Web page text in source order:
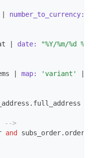
|
number_to_currency:
|
date: "%Y/%m/%d
|
map: 'variant'
}}
-->
and